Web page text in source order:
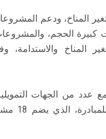
تغير المناخ، ودعم
تشمل: المشروعات كبيرة الحجم،
المناخ والاستدامة،
عدد من الجهات